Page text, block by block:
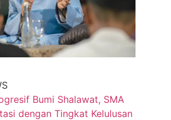
Bumi Shalawat, SMA
dengan Tingkat Kelulusan